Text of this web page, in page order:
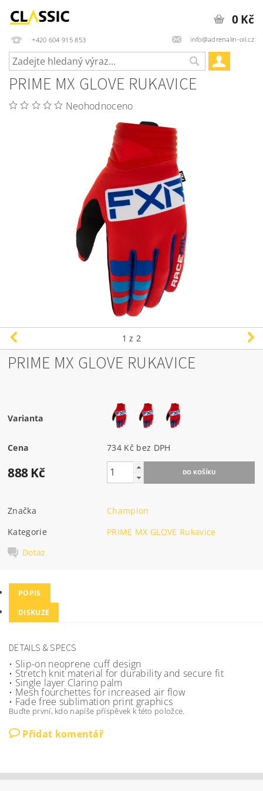
+420 604 915 853 info@adrenalin-oil.cz
0 Kč
PRIME MX GLOVE RUKAVICE
Neohodnoceno
1 z 2
PRIME MX GLOVE RUKAVICE
Varianta
Cena 734 Kč bez DPH
888 Kč
Značka
Champion
Kategorie
PRIME MX GLOVE Rukavice
Dotaz
POPIS
DISKUZE
DETAILS & SPECS
• Slip-on neoprene cuff design
• Stretch knit material for durability and secure fit
• Single layer Clarino palm
• Mesh fourchettes for increased air flow
• Fade free sublimation print graphics
Buďte první, kdo napíše příspěvek k této položce.
Přidat komentář